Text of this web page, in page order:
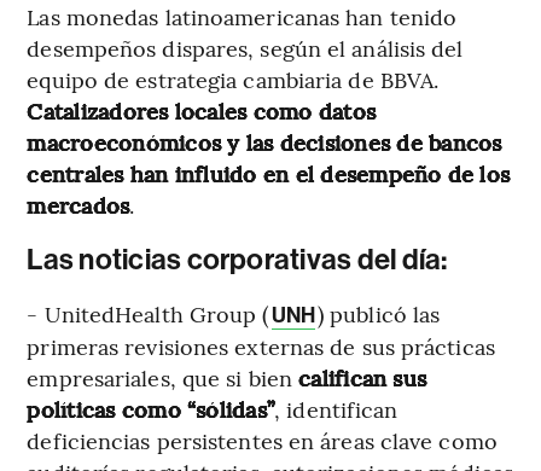
Las monedas latinoamericanas han tenido
desempeños dispares, según el análisis del
equipo de estrategia cambiaria de BBVA.
Catalizadores locales como datos
macroeconómicos y las decisiones de bancos
centrales han influido en el desempeño de los
mercados.
Las noticias corporativas del día:
- UnitedHealth Group (UNH) publicó las
primeras revisiones externas de sus prácticas
empresariales, que si biencalifican sus
políticas como “sólidas”, identifican
deficiencias persistentes en áreas clave como